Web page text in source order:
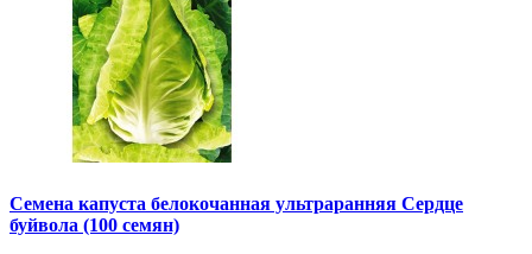
Семена капуста белокочанная ультраранняя Сердце
буйвола (100 семян)